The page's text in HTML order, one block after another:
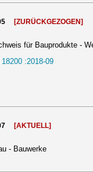
[ZURÜCKGEZOGEN]
für Bauprodukte -
18200 :2018-09
[AKTUELL]
- Bauwerke